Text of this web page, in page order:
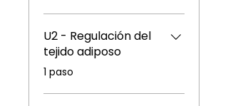
U2 - Regulación del
tejido adiposo
.1 paso